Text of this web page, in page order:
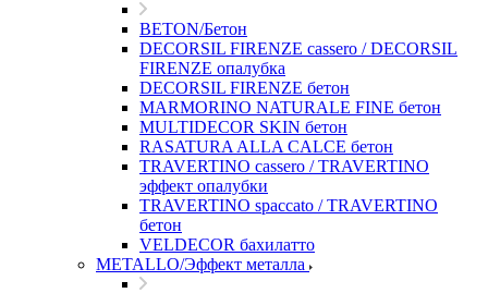
BETON/Бетон
DECORSIL FIRENZE cassero / DECORSIL
FIRENZE опалубка
DECORSIL FIRENZE бетон
MARMORINO NATURALE FINE бетон
MULTIDECOR SKIN бетон
RASATURA ALLA CALCE бетон
TRAVERTINO cassero / TRAVERTINO
эффект опалубки
TRAVERTINO spaccato / TRAVERTINO
бетон
VELDECOR бахилатто
METALLO/Эффект металла